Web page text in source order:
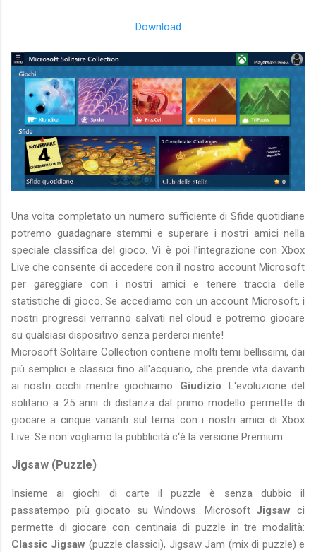
Download
Una volta completato un numero sufficiente di Sfide quotidiane
potremo guadagnare stemmi e superare i nostri amici nella
speciale classifica del gioco. Vi è poi l’integrazione con Xbox
Live che consente di accedere con il nostro account Microsoft
per gareggiare con i nostri amici e tenere traccia delle
statistiche di gioco. Se accediamo con un account Microsoft, i
nostri progressi verranno salvati nel cloud e potremo giocare
su qualsiasi dispositivo senza perderci niente!
Microsoft Solitaire Collection contiene molti temi bellissimi, dai
più semplici e classici fino all'acquario, che prende vita davanti
ai nostri occhi mentre giochiamo. Giudizio: L‘evoluzione del
solitario a 25 anni di distanza dal primo modello permette di
giocare a cinque varianti sul tema con i nostri amici di Xbox
Live. Se non vogliamo la pubblicità c‘è la versione Premium.
Jigsaw (Puzzle)
Insieme ai giochi di carte il puzzle è senza dubbio il
passatempo più giocato su Windows. Microsoft Jigsaw ci
permette di giocare con centinaia di puzzle in tre modalità:
Classic Jigsaw (puzzle classici), Jigsaw Jam (mix di puzzle) e